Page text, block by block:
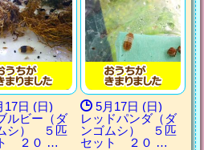
17日 (日)
ルビー（ダ
シ） ５匹
２０ …
5月17日 (日)
レッドパンダ（ダ
ンゴムシ） ５匹
セット ２０ …